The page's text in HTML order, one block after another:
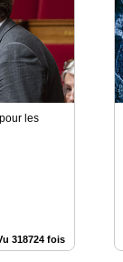
les
318724 fois